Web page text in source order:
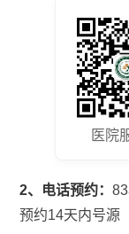
医院
2、电话预约：
预约14天内号源